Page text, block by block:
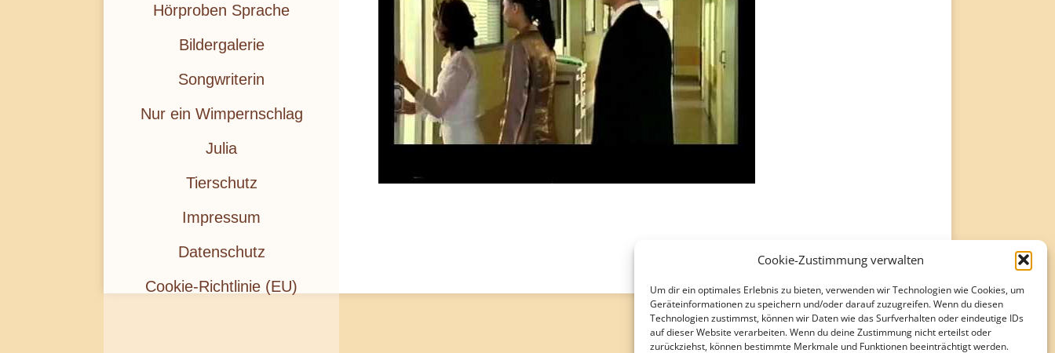
Cookie-Zustimmung verwalten
Um dir ein optimales Erlebnis zu bieten, verwenden wir Technologien wie Cookies, um
Geräteinformationen zu speichern und/oder darauf zuzugreifen. Wenn du diesen
Technologien zustimmst, können wir Daten wie das Surfverhalten oder eindeutige IDs
auf dieser Website verarbeiten. Wenn du deine Zustimmung nicht erteilst oder
zurückziehst, können bestimmte Merkmale und Funktionen beeinträchtigt werden.
Hörproben Sprache
Bildergalerie
Songwriterin
Nur ein Wimpernschlag
Julia
Tierschutz
Impressum
Datenschutz
Cookie-Richtlinie (EU)